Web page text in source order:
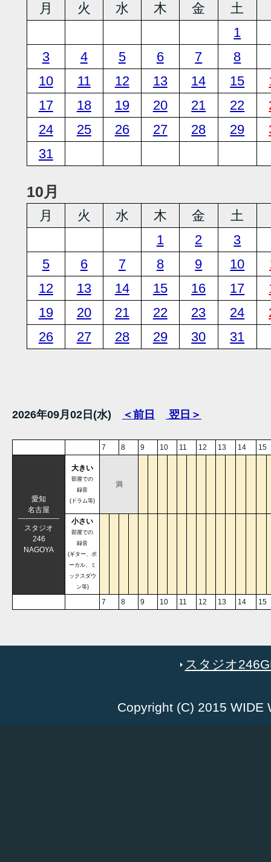
月 火 水 木 金 土
1
3
4 5 6 7
8
10
11 12 13 14 15
17
18 19 20 21 22
24
25 26 27 28 29
31
10月
月 火 水 木 金 土
1
2
3
5
6 7 8 9 10
12
13 14 15 16 17
19
20 21 22 23 24
26
27 28 29 30 31
2026年09月02日(水) ＜前日 翌日＞
7 8 9 10 11 12 13 14 15
愛知
名古屋
スタジオ
246
NAGOYA
大きい
部屋での
録音
(ドラム等)
満
小さい
部屋での
録音
(ギター、ボ
ーカル、ミ
ックスダウ
ン等)
7 8 9 10 11 12 13 14 15
スタジオ
Copyright (C) 2015 WIDE